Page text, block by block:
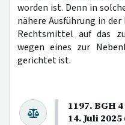
worden ist. Denn in
nähere Ausführung in der
Rechtsmittel auf das
wegen eines zur
gerichtet ist.
1197. BGH
14. Juli